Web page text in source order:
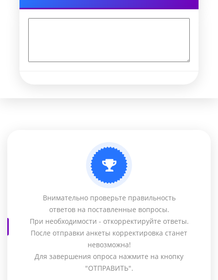
Внимательно проверьте правильность
ответов на поставленные вопросы.
При необходимости - откорректируйте ответы.
После отправки анкеты корректировка станет
невозможна!
Для завершения опроса нажмите на кнопку
"ОТПРАВИТЬ".